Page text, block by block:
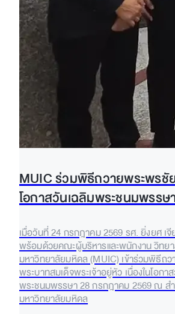
MUIC ร่วมพิธีถวายพระพรชั
โอกาสวันเฉลิมพระชนมพรรษ
เมื่อวันที่ 24 กรกฎาคม 2569 รศ. ยิ่งยศ
พร้อมด้วยคณะผู้บริหารและพนักงาน วิทย
มหาวิทยาลัยมหิดล (MUIC) เข้าร่วมพิธีถ
พระบาทสมเด็จพระเจ้าอยู่หัว เนื่องในโอกา
พระชนมพรรษา 28 กรกฎาคม 2569 ณ ส
มหาวิทยาลัยมหิดล